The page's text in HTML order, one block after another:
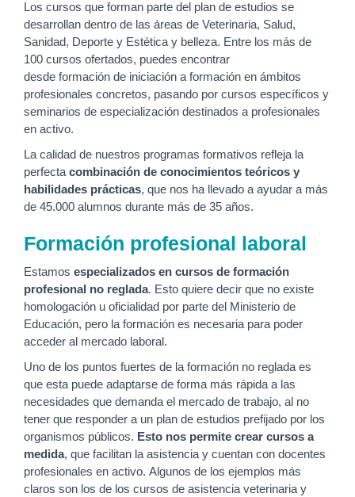
Los cursos que forman parte del plan de estudios se
desarrollan dentro de las áreas de Veterinaria, Salud,
Sanidad, Deporte y Estética y belleza. Entre los más de
100 cursos ofertados, puedes encontrar
desde formación de iniciación a formación en ámbitos
profesionales concretos, pasando por cursos específicos y
seminarios de especialización destinados a profesionales
en activo.
La calidad de nuestros programas formativos refleja la
perfectacombinación de conocimientos teóricos y
habilidades prácticas, que nos ha llevado a ayudar a más
de 45.000 alumnos durante más de 35 años.
Formación profesional laboral
Estamos especializados en cursos de formación
profesional no reglada. Esto quiere decir que no existe
homologación u oficialidad por parte del Ministerio de
Educación, pero la formación es necesaria para poder
acceder al mercado laboral.
Uno de los puntos fuertes de la formación no reglada es
que esta puede adaptarse de forma más rápida a las
necesidades que demanda el mercado de trabajo, al no
tener que responder a un plan de estudios prefijado por los
organismos públicos. Esto nos permite crear cursos a
medida, que facilitan la asistencia y cuentan con docentes
profesionales en activo. Algunos de los ejemplos más
claros son los de los cursos de asistencia veterinaria y